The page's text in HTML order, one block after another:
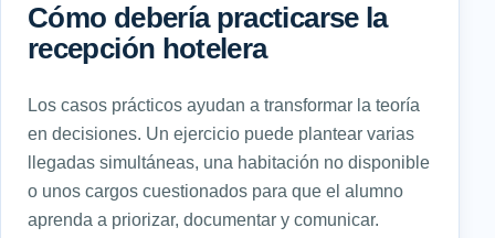
Cómo debería practicarse la
recepción hotelera
Los casos prácticos ayudan a transformar la teoría
en decisiones. Un ejercicio puede plantear varias
llegadas simultáneas, una habitación no disponible
o unos cargos cuestionados para que el alumno
aprenda a priorizar, documentar y comunicar.